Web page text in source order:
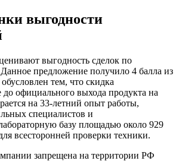
выгодности
выгодность сделок по
предложение получило 4 балла из
тем, что скидка
до официального выхода продукта на
на 33-летний опыт работы,
специалистов и
базу площадью около 929
всесторонней проверки техники.
запрещена на территории РФ